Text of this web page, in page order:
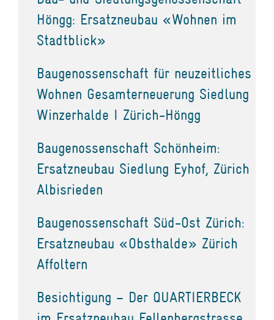
Höngg: Ersatzneubau «Wohnen im
Stadtblick»
Baugenossenschaft für neuzeitliches
Wohnen Gesamterneuerung Siedlung
Winzerhalde I Zürich-Höngg
Baugenossenschaft Schönheim:
Ersatzneubau Siedlung Eyhof, Zürich
Albisrieden
Baugenossenschaft Süd-Ost Zürich:
Ersatzneubau «Obsthalde» Zürich
Affoltern
Besichtigung – Der QUARTIERBECK